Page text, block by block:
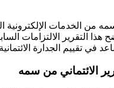
من الخدمات
هذا التقرير الالتزامات
في تقييم الجدارة
الائتماني من سمه